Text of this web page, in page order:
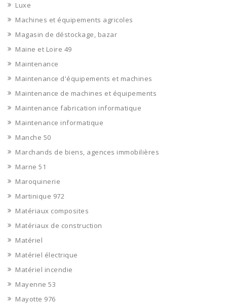
Luxe
Machines et équipements agricoles
Magasin de déstockage, bazar
Maine et Loire 49
Maintenance
Maintenance d'équipements et machines
Maintenance de machines et équipements
Maintenance fabrication informatique
Maintenance informatique
Manche 50
Marchands de biens, agences immobilières
Marne 51
Maroquinerie
Martinique 972
Matériaux composites
Matériaux de construction
Matériel
Matériel électrique
Matériel incendie
Mayenne 53
Mayotte 976